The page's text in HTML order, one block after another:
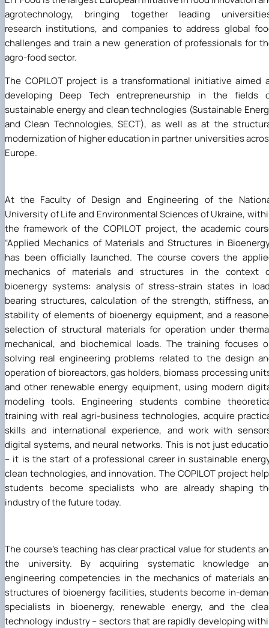
agrotechnology, bringing together leading
research institutions, and companies to address global
challenges and train a new generation of professionals for
agro-food sector.
The COPILOT project is a transformational initiative aimed
developing Deep Tech entrepreneurship in the fields
sustainable energy and clean technologies (Sustainable
and Clean Technologies, SECT), as well as at the
modernization of higher education in partner universities
Europe.
At the Faculty of Design and Engineering of the
University of Life and Environmental Sciences of Ukraine,
the framework of the COPILOT project, the academic
“Applied Mechanics of Materials and Structures in
has been officially launched. The course covers the
mechanics of materials and structures in the context
bioenergy systems: analysis of stress-strain states in
bearing structures, calculation of the strength, stiffness,
stability of elements of bioenergy equipment, and a
selection of structural materials for operation under
mechanical, and biochemical loads. The training focuses
solving real engineering problems related to the design
operation of bioreactors, gas holders, biomass processing
and other renewable energy equipment, using modern
modeling tools. Engineering students combine
training with real agri-business technologies, acquire
skills and international experience, and work with
digital systems, and neural networks. This is not just
– it is the start of a professional career in sustainable
clean technologies, and innovation. The COPILOT project
students become specialists who are already shaping
industry of the future today.
The course's teaching has clear practical value for students
the university. By acquiring systematic knowledge
engineering competencies in the mechanics of materials
structures of bioenergy facilities, students become in-
specialists in bioenergy, renewable energy, and the
technology industry – sectors that are rapidly developing